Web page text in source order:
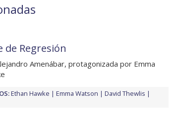
de Regresión
Amenábar, protagonizada por Emma
Ethan Hawke Emma Watson
David Thewlis